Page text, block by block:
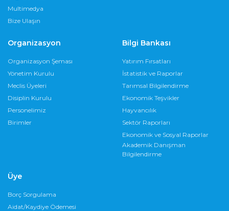
Multimedya
Bize Ulaşın
Organizasyon
Organizasyon Şeması
Yönetim Kurulu
Meclis Üyeleri
Disiplin Kurulu
Personelimiz
Birimler
Bilgi Bankası
Yatırım Fırsatları
İstatistik ve Raporlar
Tarımsal Bilgilendirme
Ekonomik Teşvikler
Hayvancılık
Sektör Raporları
Ekonomik ve Sosyal Raporlar
Akademik Danışman
Bilgilendirme
Üye
Borç Sorgulama
Aidat/Kaydiye Ödemesi